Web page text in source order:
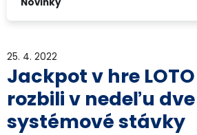
25. 4. 2022
Jackpot v hre LOTO
rozbili v nedeľu dve
systémové stávky